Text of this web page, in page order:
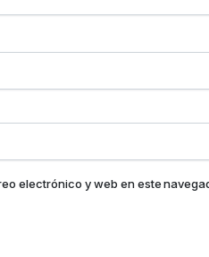
electrónico y web en este